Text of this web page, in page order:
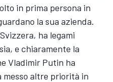
in prima persona in
la sua azienda.
ha legami
e chiaramente la
Vladimir Putin ha
altre priorità in